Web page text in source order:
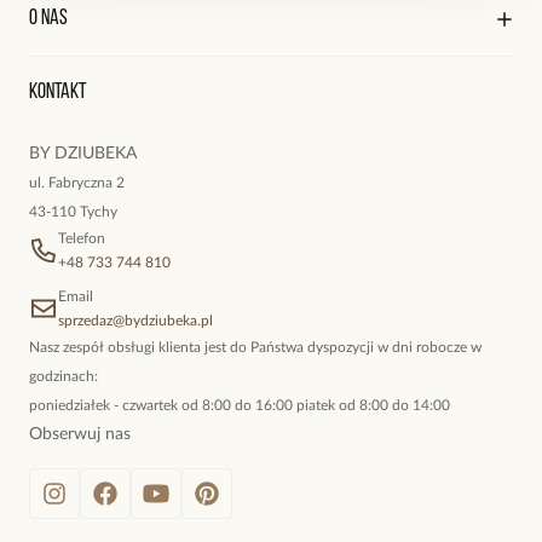
Reklamacje i zwroty
Edycja profilu
O nas
Oryginalne naszyjniki, topowe bransoletki, okazałe kolczyki,
Kontakt
BY DZIUBEKA
ul. Fabryczna 2
43-110 Tychy
Telefon
+48 733 744 810
Email
sprzedaz@bydziubeka.pl
Nasz zespół obsługi klienta jest do Państwa dyspozycji w dni robocze w
godzinach:
poniedziałek - czwartek od 8:00 do 16:00 piatek od 8:00 do 14:00
Obserwuj nas